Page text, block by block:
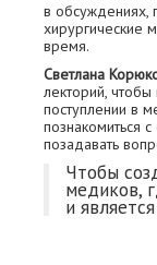
в обсуждениях,
хирургические
время.
Светлана
лекторий,
поступлении в
познакомиться
позадавать
Чтобы
медиков,
и